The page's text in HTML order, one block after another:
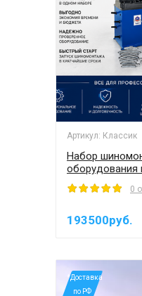
Артикул: Классик
Набор
оборудования
0
193500руб.
*Доставка
по РФ